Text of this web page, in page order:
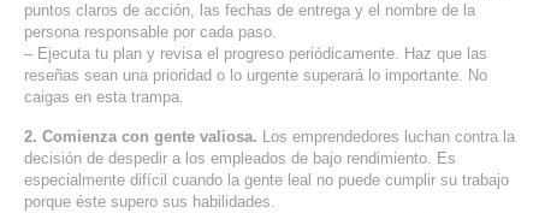
SISTEMAS PARA NEGOCIOS Y EMPRESAS
MARKETING DIGITAL
EMAIL MARKETING
SERVICIOS DE TI
puntos claros de acción, las fechas de entrega y el nombre de la
persona responsable por cada paso.
– Ejecuta tu plan y revisa el progreso periódicamente. Haz que las
reseñas sean una prioridad o lo urgente superará lo importante. No
caigas en esta trampa.
2. Comienza con gente valiosa. Los emprendedores luchan contra la
decisión de despedir a los empleados de bajo rendimiento. Es
especialmente difícil cuando la gente leal no puede cumplir su trabajo
porque éste supero sus habilidades.